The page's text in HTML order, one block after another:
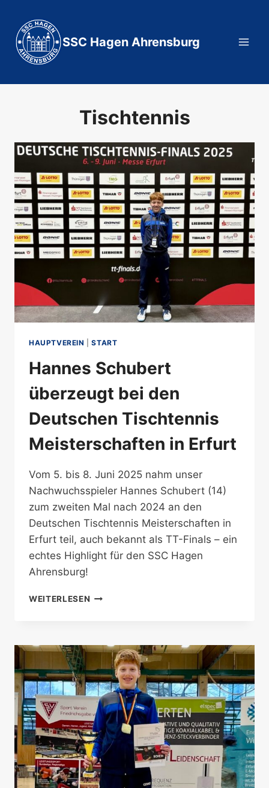
Inhalt
springen
SSC Hagen Ahrensburg
Tischtennis
HAUPTVEREIN |START
Hannes Schubert
überzeugt bei den
Deutschen Tischtennis
Meisterschaften in Erfurt
Vom 5. bis 8. Juni 2025 nahm unser
Nachwuchsspieler Hannes Schubert (14)
zum zweiten Mal nach 2024 an den
Deutschen Tischtennis Meisterschaften in
Erfurt teil, auch bekannt als TT-Finals – ein
echtes Highlight für den SSC Hagen
Ahrensburg!
WEITERLESEN HANNES
DEN
DEUTSCHEN
TISCHTENNIS
MEISTERSCHAFTEN
IN
ERFURT